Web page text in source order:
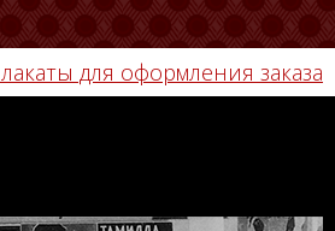
для оформления заказа